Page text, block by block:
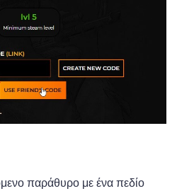
παράθυρο με ένα πεδίο